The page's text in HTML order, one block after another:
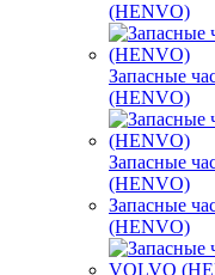
(HENVO)
Запасные
(HENVO)
Запасные
(HENVO)
Запасные
(HENVO)